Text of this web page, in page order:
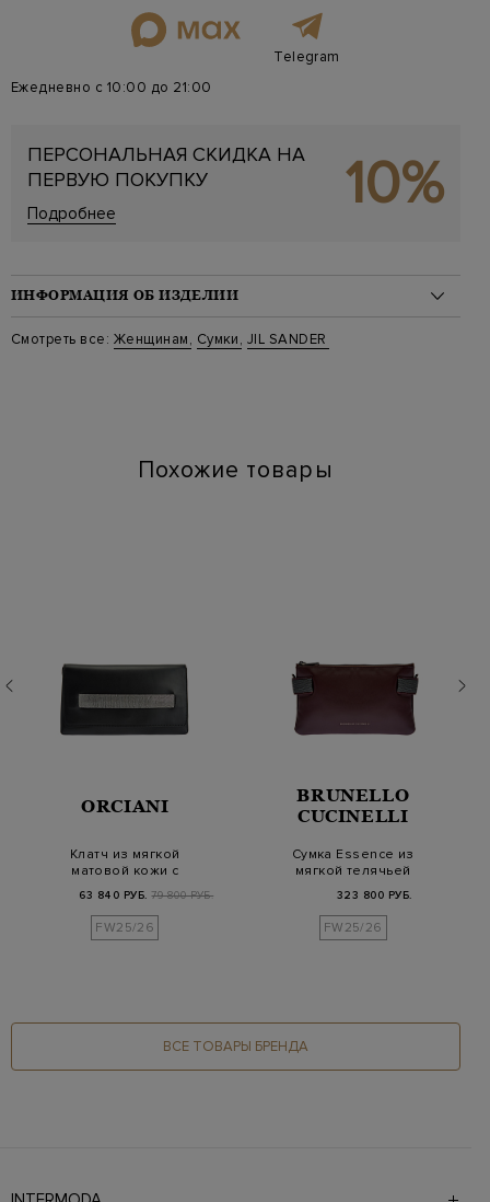
Telegram
Ежедневно с 10:00 до 21:00
ПЕРСОНАЛЬНАЯ СКИДКА НА
ПЕРВУЮ ПОКУПКУ
Подробнее 10%
ИНФОРМАЦИЯ ОБ ИЗДЕЛИИ
Материал: кожа 100%
Стиль: Сумки-тоут
Смотреть все: Женщинам, Сумки, JIL SANDER
Похожие товары
ORCIANI
Клатч из мягкой
матовой кожи с
цепочками
63 840 РУБ. 79 800 РУБ.
FW25/26
BRUNELLO
CUCINELLI
Сумка Essence из
мягкой телячьей
Монил…
323 800 РУБ.
FW25/26
ВСЕ ТОВАРЫ БРЕНДА